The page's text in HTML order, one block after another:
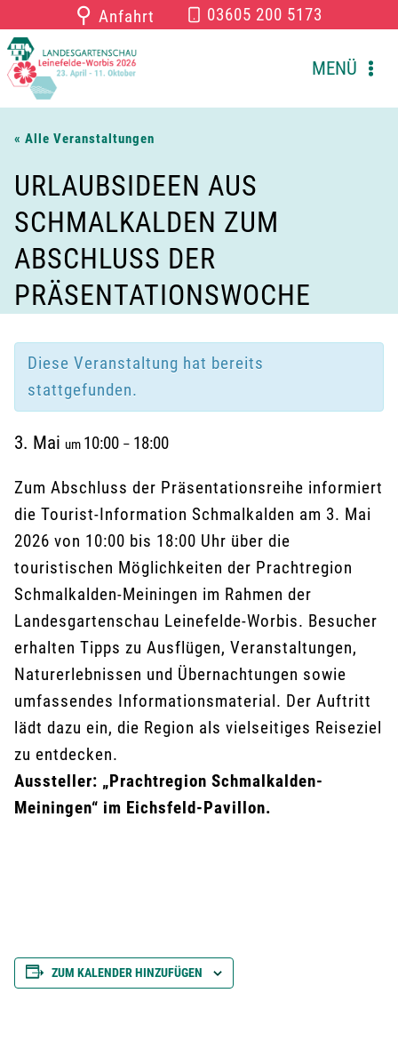
Inhalt
springen
⚲ Anfahrt 03605 200 5173
MENÜ
« Alle Veranstaltungen
URLAUBSIDEEN AUS
SCHMALKALDEN ZUM
ABSCHLUSS DER
PRÄSENTATIONSWOCHE
Diese Veranstaltung hat bereits
stattgefunden.
3. Mai um 10:00 – 18:00
Zum Abschluss der Präsentationsreihe informiert
die Tourist-Information Schmalkalden am 3. Mai
2026 von 10:00 bis 18:00 Uhr über die
touristischen Möglichkeiten der Prachtregion
Schmalkalden-Meiningen im Rahmen der
Landesgartenschau Leinefelde-Worbis. Besucher
erhalten Tipps zu Ausflügen, Veranstaltungen,
Naturerlebnissen und Übernachtungen sowie
umfassendes Informationsmaterial. Der Auftritt
lädt dazu ein, die Region als vielseitiges Reiseziel
zu entdecken.
Aussteller: „Prachtregion Schmalkalden-
Meiningen“ im Eichsfeld-Pavillon.
ZUM KALENDER HINZUFÜGEN